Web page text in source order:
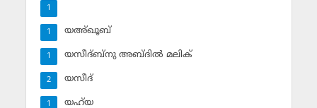
1
യഅ്ഖൂബ്‌
1
യസീദ്ബ്‌നു അബ്ദില്‍ മലിക്‌
1
യസീദ്‌
2
യഹ്‌യ
1